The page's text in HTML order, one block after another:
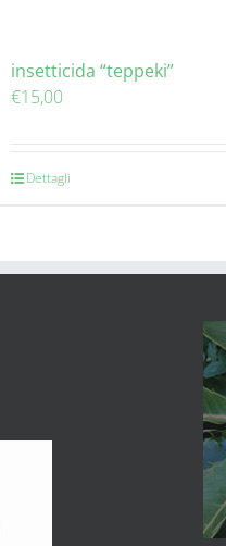
insetticida “teppeki”
€15,00
Dettagli